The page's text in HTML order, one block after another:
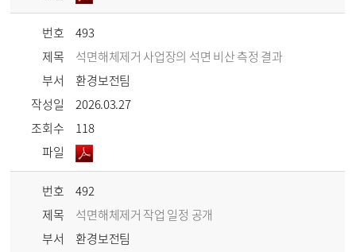
번호
493
제목
석면해체제거 사업장의 석면 비산 측정 결과
부서
환경보전팀
작성일
2026.03.27
조회수
118
파일
번호
492
제목
석면해체제거 작업 일정 공개
부서
환경보전팀